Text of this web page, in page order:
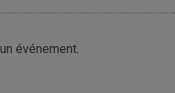
événement.